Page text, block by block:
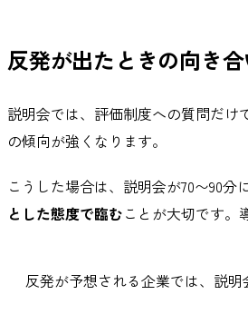
反発が出たときの向き
説明会では、評価制度への質問だけ
の傾向が強くなります。
こうした場合は、説明会が70〜90
とした態度で臨むことが大切です。
反発が予想される企業では、説